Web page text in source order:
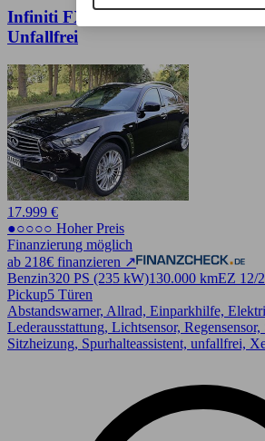
Infiniti FX Infiniti FX37 S - 320
Unfallfrei
17.999 €
●○○○○ Hoher Preis
Finanzierung möglich
ab 218€ finanzieren ↗
Benzin320 PS (235 kW)130.000 kmEZ 12/
Pickup5 Türen
Abstandswarner, Allrad, Einparkhilfe,
Lederausstattung, Lichtsensor, Regensensor,
Sitzheizung, Spurhalteassistent, unfallfrei,